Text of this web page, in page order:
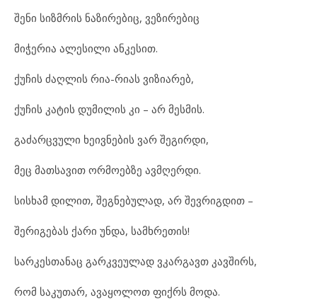
შენი სიზმრის ნაზირებიც, ვეზირებიც
მიჭერია ალესილი ანკესით.
ქუჩის ძაღლის რია-რიას ვიზიარებ,
ქუჩის კატის დუმილის კი – არ მესმის.
გაძარცვული ხეივნების ვარ შეგირდი,
მეც მათსავით ორმოებზე ავმღერდი.
სისხამ დილით, შეგნებულად, არ შევრიგდით –
შერიგებას ქარი უნდა, სამხრეთის!
სარკესთანაც გარკვეულად ვკარგავთ კავშირს,
რომ საკუთარ, ავაყოლოთ ფიქრს მოდა.